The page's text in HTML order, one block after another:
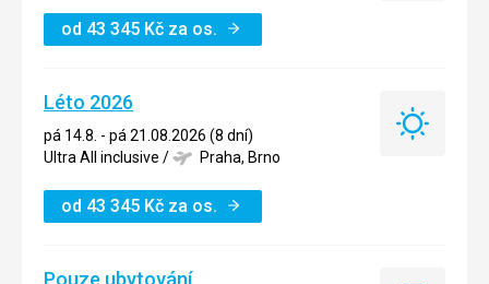
od 43 345 Kč za os.
Léto 2026
pá 14.8. - pá 21.08.2026 (8 dní)
Ultra All inclusive / Praha, Brno
od 43 345 Kč za os.
Léto
Pouze ubytování